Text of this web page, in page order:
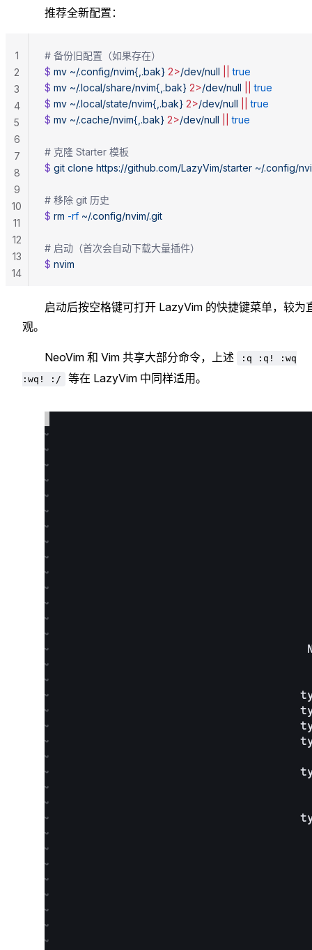
推荐全新配置：
# 备份旧配置（如果存在）
$ mv ~/.config/nvim{,.bak} 2>/dev/null
true
$ mv ~/.local/share/nvim{,.bak} 2>/dev/null
true
$ mv ~/.local/state/nvim{,.bak} 2>/dev/null
true
$ mv ~/.cache/nvim{,.bak} 2>/dev/null true
# 克隆 Starter 模板
$ git clone https://github.com/LazyVim/starter ~/.config/
# 移除 git 历史
$ rm -rf ~/.config/nvim/.git
# 启动（首次会自动下载大量插件）
$ nvim
1
2
3
4
5
6
7
8
9
10
11
12
13
14
启动后按空格键可打开 LazyVim 的快捷键菜单，较为
观。
NeoVim 和 Vim 共享大部分命令，上述
:q :q! :wq
:wq! :/
等在 LazyVim 中同样适用。